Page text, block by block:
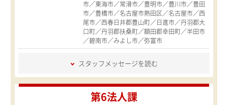
市／東海市／常滑市／豊明市／豊川市／豊田
市／豊橋市／名古屋市熱田区／名古屋市／西
尾市／西春日井郡豊山町／日進市／丹羽郡大
口町／丹羽郡扶桑町／額田郡幸田町／半田市
／碧南市／みよし市／弥富市
スタッフメッセージを読む
第6法人課